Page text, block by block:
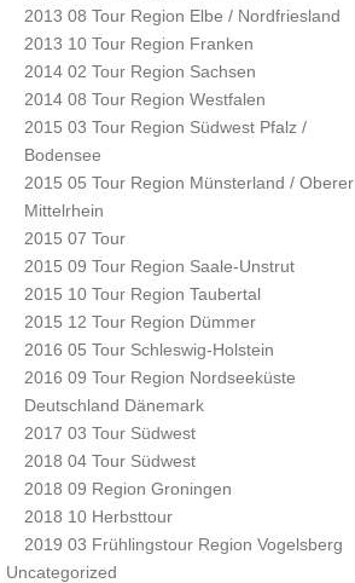
2013 08 Tour Region Elbe / Nordfriesland
2013 10 Tour Region Franken
2014 02 Tour Region Sachsen
2014 08 Tour Region Westfalen
2015 03 Tour Region Südwest Pfalz /
Bodensee
2015 05 Tour Region Münsterland / Oberer
Mittelrhein
2015 07 Tour
2015 09 Tour Region Saale-Unstrut
2015 10 Tour Region Taubertal
2015 12 Tour Region Dümmer
2016 05 Tour Schleswig-Holstein
2016 09 Tour Region Nordseeküste
Deutschland Dänemark
2017 03 Tour Südwest
2018 04 Tour Südwest
2018 09 Region Groningen
2018 10 Herbsttour
2019 03 Frühlingstour Region Vogelsberg
Uncategorized